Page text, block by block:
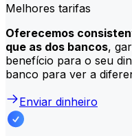
Melhores tarifas
Oferecemos
que as dos bancos,
benefício para o seu
banco para ver a
Enviar dinheiro